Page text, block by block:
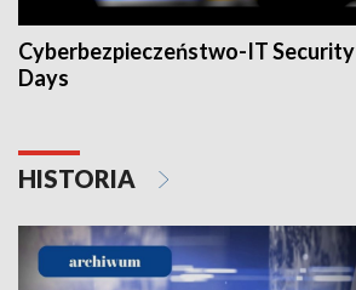
Cyberbezpieczeństwo-IT Security
Days
HISTORIA